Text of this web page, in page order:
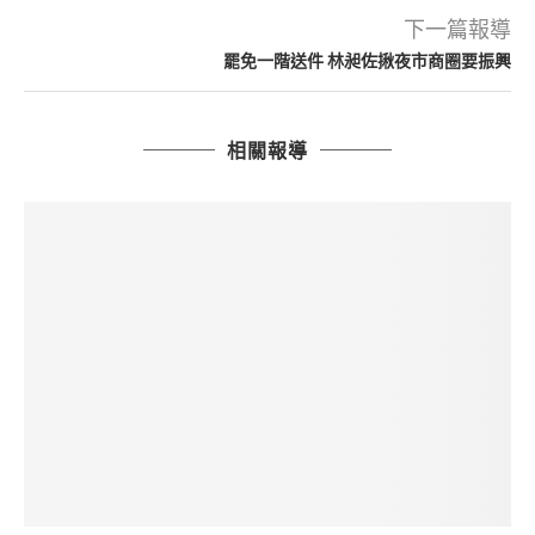
下一篇報導
罷免一階送件 林昶佐揪夜市商圈要振興
相關報導